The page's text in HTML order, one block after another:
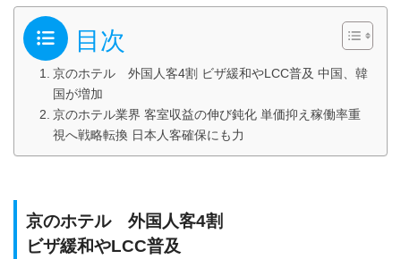
目次
京のホテル 外国人客4割 ビザ緩和やLCC普及 中国、韓
国が増加
京のホテル業界 客室収益の伸び鈍化 単価抑え稼働率重
視へ戦略転換 日本人客確保にも力
京のホテル 外国人客4割
ビザ緩和やLCC普及